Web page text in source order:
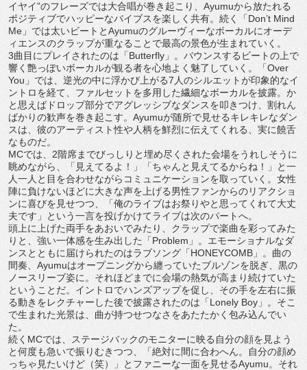
イヤイ”のフレーズでは大合唱が巻き起こり、 Ayumuから放たれる
ポジティブでハッピーなバイブスを楽しく 共有。続く「Don’t Mind
Me」 では太いビートとAyumuのグルーヴィーなボーカルにオーデ
ィ エンスのクラップが重なることで最高の景色が生まれていく。
3曲目にプレイされたのは「Butterfly」。 バウンスするビートの上で
響く艶っぽいボーカルが観る者を心地よ く魅了していく。「Over
You」では、 逆光の中に浮かび上がる7人のシルエットが印象的なイ
ントロを経て、ファルセットを多用した繊細なボーカルを披露。 か
と思えばドロップ部分でアグレッシブなダンスを叩きつけ、 割れん
ばかりの歓声を巻き起こす。 Ayumuが随所で見せるキレキレなダン
スは、 彼のアーティスト性や人柄を鮮烈に伝えてくれる、 実に饒舌
なものだ。
MCでは、 2階席までびっしりと埋め尽くされた会場をうれしそうに
眺めながら、「見えてるよ！」「ちゃんと見えてるからね！」
と一
人一人と目を合わせながらコミュニケーションを取っていく。 女性
陣に負けないほどに大きな声を上げる男性ファンからのリアクショ
ンに喜びを見せつつ、「俺のライブはお祭りやと思ってくれて大丈
夫です」
という一言を投げかけてライブは次のパートへ。
頭上に上げた両手をあおいでみたり、 クラップで楽曲を彩ってみた
りと、強い一体感を生み出した「Problem」。 エモーショナルなダ
ンスとともに届けられたのはラブソング「HONEYCOMB」。曲の
間奏、 Ayumuはオープニングから纏っていたブルゾンを脱ぎ、 黒の
ノースリーブ姿に。 それほどまでに会場の熱気が高まり続けていた
ということだ。 イントロでハンズアップを促し、 その手を左右に振
る動きをレクチャーした後で披露されたのは「Lonely Boy」。そこ
で生まれた光景は、 曲が持つせつなさをあたたかく包み込んでい
た。
続くMCでは、
ステージバックのモニターに映る自分の顔を見よう
と何度も急いで振りむきつつ、「絶対に間に合わへん。
自分の顔め
っちゃ見たいけど（笑）」
とファニーな一面を見せるAyumu。それ